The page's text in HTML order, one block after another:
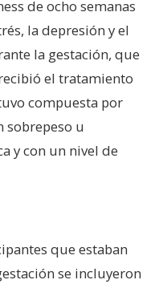
de ocho semanas
la depresión y el
la gestación, que
el tratamiento
compuesta por
sobrepeso u
y con un nivel de
que estaban
se incluyeron